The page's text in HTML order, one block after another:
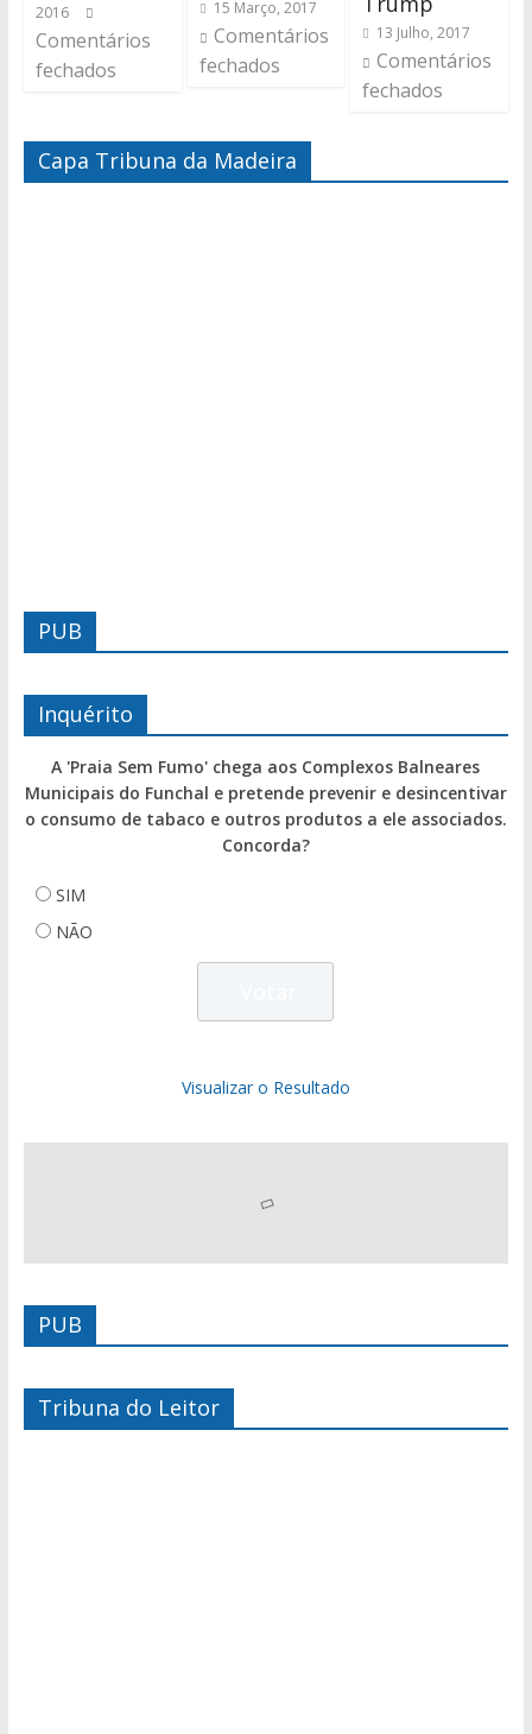
2016
Comentários
fechados
15 Março, 2017
Comentários
fechados
13 Julho, 2017
Comentários
fechados
Capa Tribuna da Madeira
PUB
Inquérito
A 'Praia Sem Fumo' chega aos Complexos Balneares
Municipais do Funchal e pretende prevenir e desincentivar
o consumo de tabaco e outros produtos a ele associados.
Concorda?
SIM
NÃO
Visualizar o Resultado
PUB
Tribuna do Leitor